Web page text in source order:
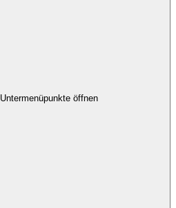
Untermenüpunkte öffnen